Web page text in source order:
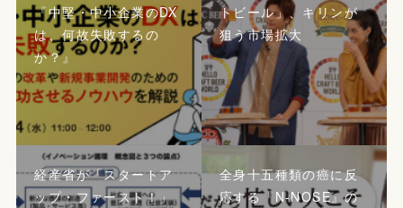
『中堅・中小企業のDX
は、何故失敗するの
か？』
トビール」、キリンが
狙う市場拡大
経産省が「スタートア
ップ・ファースト！」
全身十五種類の癌に反
応する『N-NOSE』の